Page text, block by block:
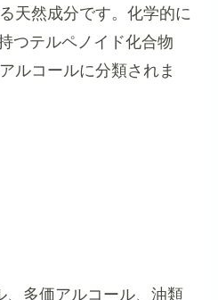
天然成分です。化学的に
つテルペノイド化合物
ルコールに分類されま
、多価アルコール、油類